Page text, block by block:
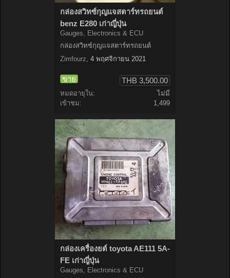
กล่องสวิทซ์กุญแจสตาร์ทรถยนต์
benz E280 เก่าญี่ปุ่น
Gauges, Electronics & ECU
กล่องสวิทซ์กุญแจสตาร์ทรถยนต์
Zimfourz, 4 พฤศจิกายน 2021
ขาย THB 3,500.00
หมดอายุใน:
ไม่มี
เข้าชม:
1,499
กล่องเครื่องยต์ toyota AE111 5A-
FE เก่าญี่ปุ่น
Gauges, Electronics & ECU